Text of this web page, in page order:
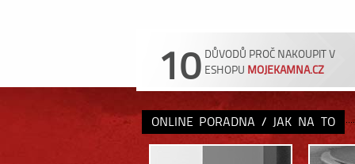
10 DŮVODŮ PROČ NAKOUPIT V
ESHOPU MOJEKAMNA.CZ
ONLINE PORADNA / JAK NA TO